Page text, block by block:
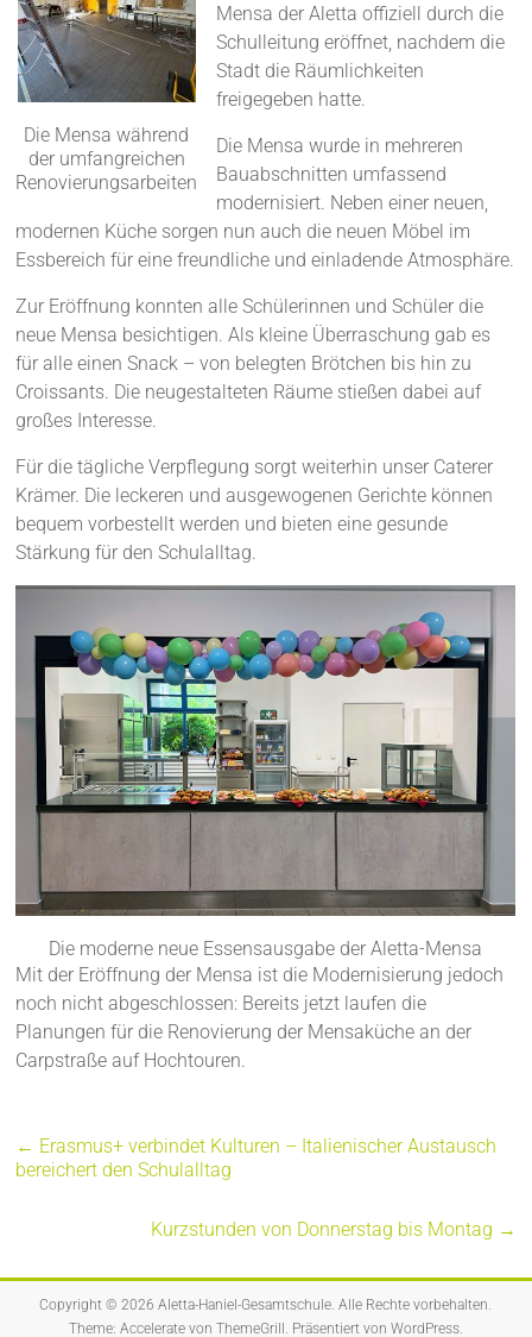
Die Mensa während
der umfangreichen
Renovierungsarbeiten
Mensa der Aletta offiziell durch die
Schulleitung eröffnet, nachdem die
Stadt die Räumlichkeiten
freigegeben hatte.
Die Mensa wurde in mehreren
Bauabschnitten umfassend
modernisiert. Neben einer neuen,
modernen Küche sorgen nun auch die neuen Möbel im
Essbereich für eine freundliche und einladende Atmosphäre.
Zur Eröffnung konnten alle Schülerinnen und Schüler die
neue Mensa besichtigen. Als kleine Überraschung gab es
für alle einen Snack – von belegten Brötchen bis hin zu
Croissants. Die neugestalteten Räume stießen dabei auf
großes Interesse.
Für die tägliche Verpflegung sorgt weiterhin unser Caterer
Krämer. Die leckeren und ausgewogenen Gerichte können
bequem vorbestellt werden und bieten eine gesunde
Stärkung für den Schulalltag.
Die moderne neue Essensausgabe der Aletta-Mensa
Mit der Eröffnung der Mensa ist die Modernisierung jedoch
noch nicht abgeschlossen: Bereits jetzt laufen die
Planungen für die Renovierung der Mensaküche an der
Carpstraße auf Hochtouren.
← Erasmus+ verbindet Kulturen – Italienischer Austausch
bereichert den Schulalltag
Kurzstunden von Donnerstag bis Montag →
Copyright © 2026Aletta-Haniel-Gesamtschule. Alle Rechte vorbehalten.
Theme: Acceleratevon ThemeGrill. Präsentiert von WordPress.